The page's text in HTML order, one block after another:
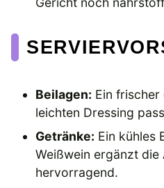
Beilagen: Ein frischer
leichten Dressing
Getränke: Ein kühles
Weißwein ergänzt die
hervorragend.